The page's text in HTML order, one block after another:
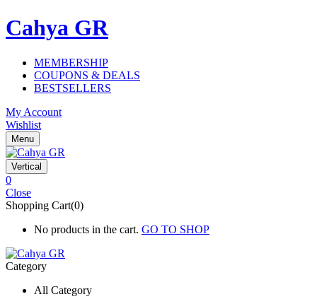
Cahya GR
MEMBERSHIP
COUPONS & DEALS
BESTSELLERS
My Account
Wishlist
Menu
Vertical
0
Close
Shopping Cart(0)
No products in the cart. GO TO SHOP
Category
All Category